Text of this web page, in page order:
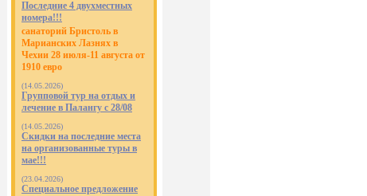
Последние 4 двухместных
номера!!!
санаторий Бристоль в
Марианских Лазнях в
Чехии 28 июля-11 августа от
1910 евро
(14.05.2026)
Групповой тур на отдых и
лечение в Палангу с 28/08
(14.05.2026)
Скидки на последние места
на организованные туры в
мае!!!
(23.04.2026)
Специальное предложение